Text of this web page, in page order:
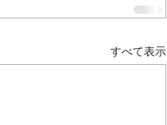
すべて表示